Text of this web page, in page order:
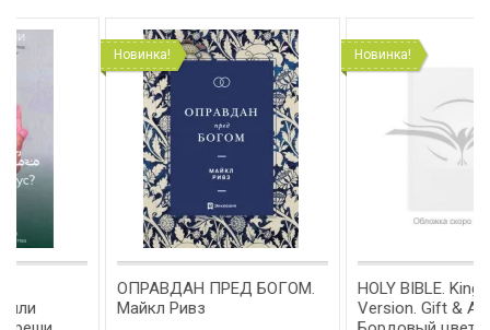
ОПРАВДАН ПРЕД БОГОМ.
Майкл Ривз
Новинка!
HOLY BIBLE. King James
Version. Gift & Award Bible.